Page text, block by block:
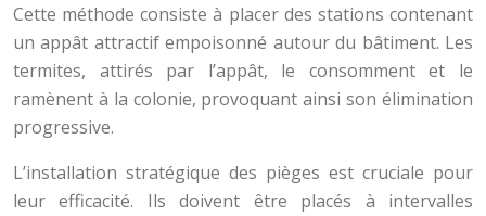
Cette méthode consiste à placer des stations contenant
un appât attractif empoisonné autour du bâtiment. Les
termites, attirés par l’appât, le consomment et le
ramènent à la colonie, provoquant ainsi son élimination
progressive.
L’installation stratégique des pièges est cruciale pour
leur efficacité. Ils doivent être placés à intervalles